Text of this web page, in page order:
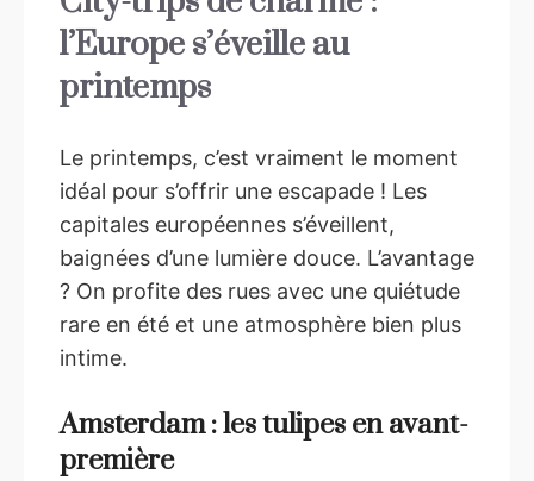
l’Europe s’éveille au
printemps
Le printemps, c’est vraiment le moment
idéal pour s’offrir une escapade ! Les
capitales européennes s’éveillent,
baignées d’une lumière douce. L’avantage
? On profite des rues avec une quiétude
rare en été et une atmosphère bien plus
intime.
Amsterdam : les tulipes en avant-
première